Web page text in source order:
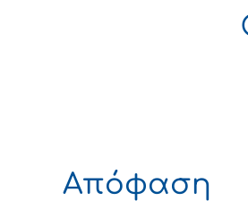
Απόφαση